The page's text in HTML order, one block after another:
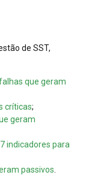
de SST,
que geram
críticas;
geram
indicadores para
passivos